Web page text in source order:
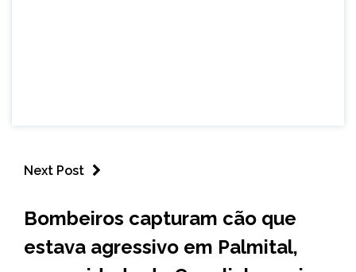
Next Post
NOTÍCIAS
Bombeiros capturam cão que
estava agressivo em Palmital,